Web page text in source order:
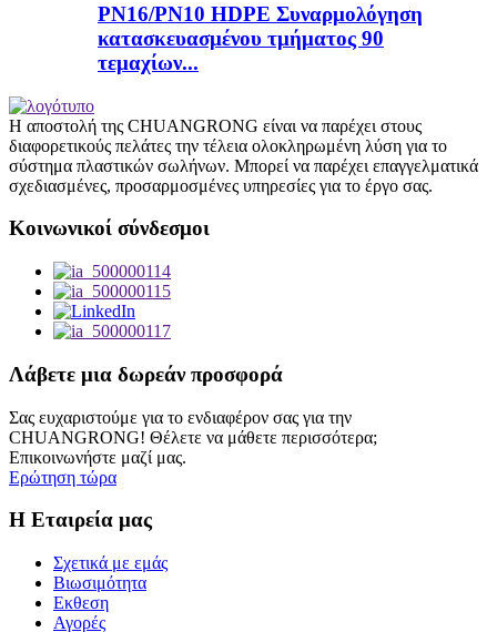
PN16/PN10 HDPE Συναρμολόγηση
κατασκευασμένου τμήματος 90
τεμαχίων...
Η αποστολή της CHUANGRONG είναι να παρέχει στους
διαφορετικούς πελάτες την τέλεια ολοκληρωμένη λύση για το
σύστημα πλαστικών σωλήνων. Μπορεί να παρέχει επαγγελματικά
σχεδιασμένες, προσαρμοσμένες υπηρεσίες για το έργο σας.
Κοινωνικοί σύνδεσμοι
Λάβετε μια δωρεάν προσφορά
Σας ευχαριστούμε για το ενδιαφέρον σας για την
CHUANGRONG! Θέλετε να μάθετε περισσότερα;
Επικοινωνήστε μαζί μας.
Ερώτηση τώρα
Η Εταιρεία μας
Σχετικά με εμάς
Βιωσιμότητα
Εκθεση
Αγορές